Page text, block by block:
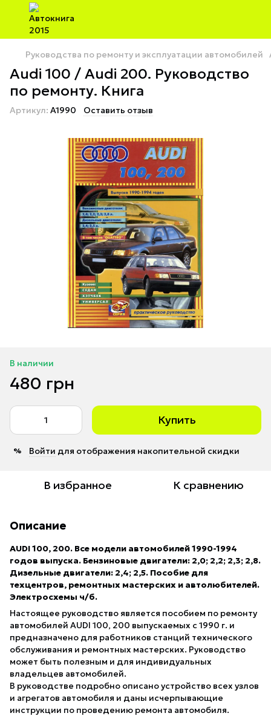
Руководства по ремонту и эксплуатации автомобилей
Audi 100 / Audi 200. Руководство
по ремонту. Книга
Артикул: A1990 Оставить отзыв
В наличии
480 грн
Купить
% Войти для отображения накопительной скидки
В избранное К сравнению
Описание
AUDI 100, 200. Все модели автомобилей 1990-1994
годов выпуска. Бензиновые двигатели: 2,0; 2,2; 2,3; 2,8.
Дизельные двигатели: 2,4; 2,5. Пособие для
техцентров, ремонтных мастерских и автолюбителей.
Электросхемы ч/б.
Настоящее руководство является пособием по ремонту
автомобилей AUDI 100, 200 выпускаемых с 1990 г. и
предназначено для работников станций технического
обслуживания и ремонтных мастерских. Руководство
может быть полезным и для индивидуальных
владельцев автомобилей.
В руководстве подробно описано устройство всех узлов
и агрегатов автомобиля и даны исчерпывающие
инструкции по проведению ремонта автомобиля.